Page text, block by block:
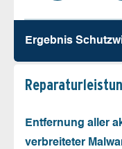
Ergebnis
Entfernung aller
verbreiteter